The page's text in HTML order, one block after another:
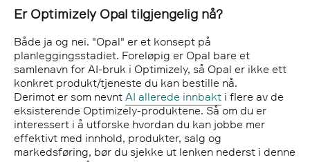
Er Optimizely Opal tilgjengelig nå?
Både ja og nei. "Opal" er et konsept på
planleggingsstadiet. Foreløpig er Opal bare et
samlenavn for AI-bruk i Optimizely, så Opal er ikke ett
konkret produkt/tjeneste du kan bestille nå.
Derimot er som nevnt AI allerede innbakt i flere av de
eksisterende Optimizely-produktene. Så om du er
interessert i å utforske hvordan du kan jobbe mer
effektivt med innhold, produkter, salg og
markedsføring, bør du sjekke ut lenken nederst i denne